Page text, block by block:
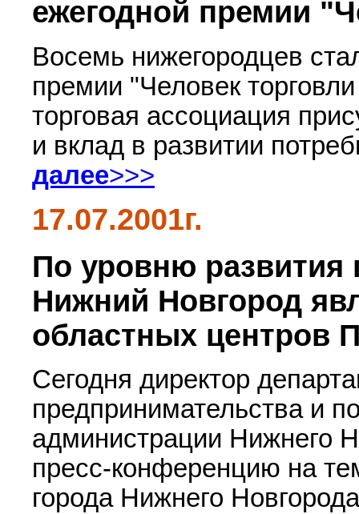
ежегодной премии
Восемь нижегородцев
премии "Человек
торговая ассоциация
и вклад в развитии
далее>>>
17.07.2001г.
По уровню развития
Нижний Новгород
областных центров
Сегодня директор
предпринимательства и
администрации Нижнего
пресс-конференцию на
города Нижнего